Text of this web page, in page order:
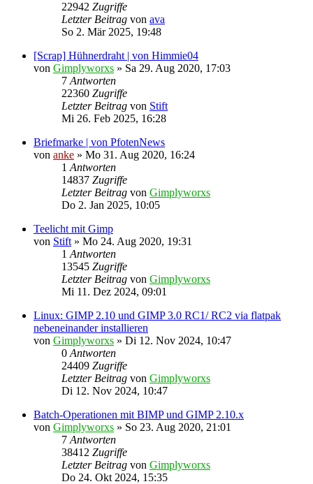
22942 Zugriffe
Letzter Beitrag von ava
So 2. Mär 2025, 19:48
[Scrap] Hühnerdraht | von Himmie04
von Gimplyworxs » Sa 29. Aug 2020, 17:03
7 Antworten
22360 Zugriffe
Letzter Beitrag von Stift
Mi 26. Feb 2025, 16:28
Briefmarke | von PfotenNews
von anke » Mo 31. Aug 2020, 16:24
1 Antworten
14837 Zugriffe
Letzter Beitrag von Gimplyworxs
Do 2. Jan 2025, 10:05
Teelicht mit Gimp
von Stift » Mo 24. Aug 2020, 19:31
1 Antworten
13545 Zugriffe
Letzter Beitrag von Gimplyworxs
Mi 11. Dez 2024, 09:01
Linux: GIMP 2.10 und GIMP 3.0 RC1/ RC2 via flatpak
nebeneinander installieren
von Gimplyworxs » Di 12. Nov 2024, 10:47
0 Antworten
24409 Zugriffe
Letzter Beitrag von Gimplyworxs
Di 12. Nov 2024, 10:47
Batch-Operationen mit BIMP und GIMP 2.10.x
von Gimplyworxs » So 23. Aug 2020, 21:01
7 Antworten
38412 Zugriffe
Letzter Beitrag von Gimplyworxs
Do 24. Okt 2024, 15:35